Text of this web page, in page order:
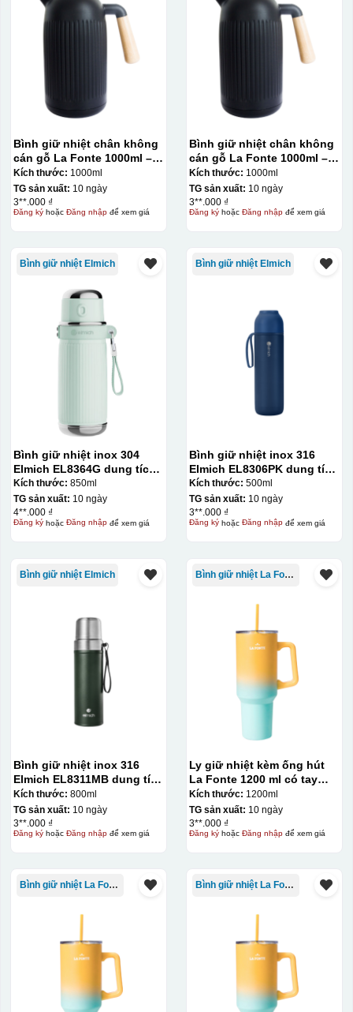
Bình giữ nhiệt chân không
cán gỗ La Fonte 1000ml –
011679
Kích thước: 1000ml
TG sản xuất: 10 ngày
3**.000 ₫
Đăng kýhoặc Đăng nhậpđể xem giá
Bình giữ nhiệt chân không
cán gỗ La Fonte 1000ml –
011679
Kích thước: 1000ml
TG sản xuất: 10 ngày
3**.000 ₫
Đăng kýhoặc Đăng nhậpđể xem giá
Bình giữ nhiệt Elmich
Bình giữ nhiệt inox 304
Elmich EL8364G dung tích
850ml
Kích thước: 850ml
TG sản xuất: 10 ngày
4**.000 ₫
Đăng kýhoặc Đăng nhậpđể xem giá
Bình giữ nhiệt Elmich
Bình giữ nhiệt inox 316
Elmich EL8306PK dung tích
500ml
Kích thước: 500ml
TG sản xuất: 10 ngày
3**.000 ₫
Đăng kýhoặc Đăng nhậpđể xem giá
Bình giữ nhiệt Elmich
Bình giữ nhiệt inox 316
Elmich EL8311MB dung tích
800ml
Kích thước: 800ml
TG sản xuất: 10 ngày
3**.000 ₫
Đăng kýhoặc Đăng nhậpđể xem giá
Bình giữ nhiệt La Fonte
Ly giữ nhiệt kèm ống hút
La Fonte 1200 ml có tay
cầm – 012317
Kích thước: 1200ml
TG sản xuất: 10 ngày
3**.000 ₫
Đăng kýhoặc Đăng nhậpđể xem giá
Bình giữ nhiệt La Fonte Bình giữ nhiệt La Fonte